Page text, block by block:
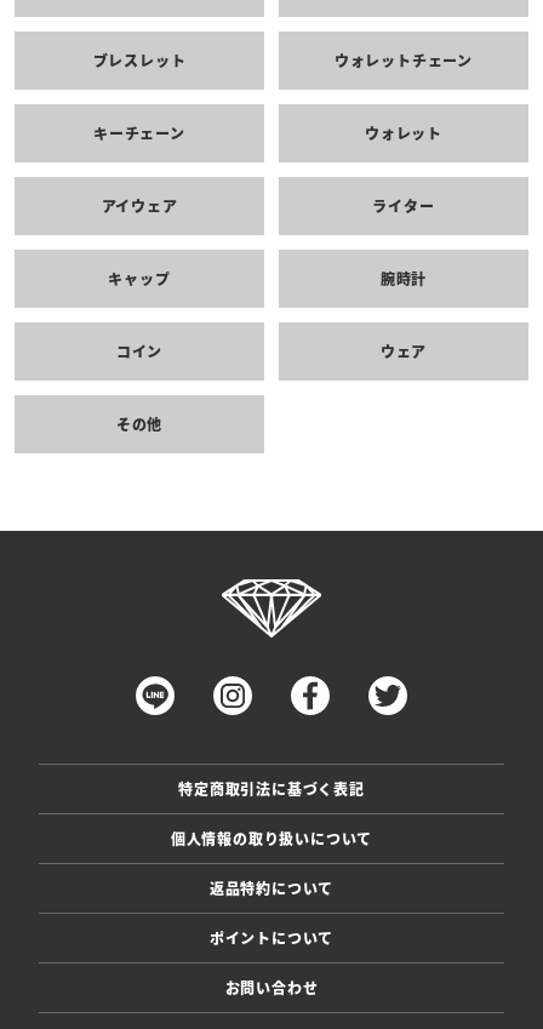
ブレスレット ウォレットチェーン
キーチェーン ウォレット
アイウェア ライター
キャップ 腕時計
コイン ウェア
その他
特定商取引法に基づく表記
個人情報の取り扱いについて
返品特約について
ポイントについて
お問い合わせ